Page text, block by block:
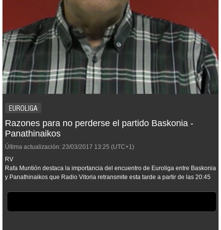
EUROLIGA
Razones para no perderse el partido Baskonia -
Panathinaikos
Última actualización: 23/03/2017 13:25 (UTC+1)
RV
Rafa Muntión destaca la importancia del encuentro de Euroliga entre Baskonia
y Panathinaikos que Radio Vitoria retransmite esta tarde a partir de las 20:45